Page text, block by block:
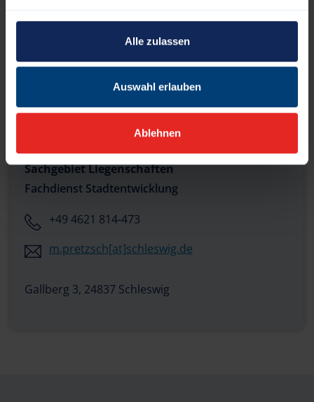
Alle zulassen
Auswahl erlauben
Ablehnen
Gallberg 3, 24837 Schleswig
Sachgebiet Liegenschaften
Fachdienst Stadtentwicklung
+49 4621 814-473
m.pretzsch[at]schleswig.de
Gallberg 3, 24837 Schleswig